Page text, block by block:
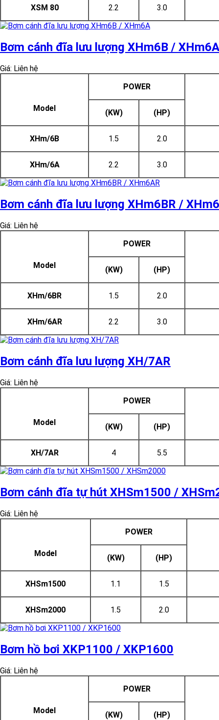
XSM 80 2.2 3.0
Bơm cánh đĩa lưu lượng XHm6B / XHm6A
Giá: Liên hệ
Model
POWER
(KW) (HP)
XHm/6B 1.5 2.0
XHm/6A 2.2 3.0
Bơm cánh đĩa lưu lượng XHm6BR /
Giá: Liên hệ
Model
POWER
(KW) (HP)
XHm/6BR 1.5 2.0
XHm/6AR 2.2 3.0
Bơm cánh đĩa lưu lượng XH/7AR
Giá: Liên hệ
Model
POWER
(KW) (HP)
XH/7AR 4 5.5
Bơm cánh đĩa tự hút XHSm1500 /
Giá: Liên hệ
Model
POWER
(KW) (HP)
XHSm1500 1.1 1.5
XHSm2000 1.5 2.0
Bơm hồ bơi XKP1100 / XKP1600
Giá: Liên hệ
Model
POWER
(KW) (HP)